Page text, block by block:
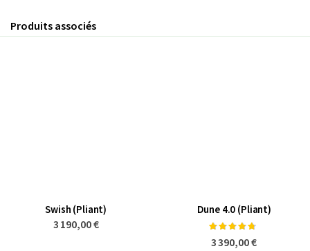
Produits associés
Swish (Pliant)
3 190,00 €
Dune 4.0 (Pliant)
Notation:
3 390,00 €